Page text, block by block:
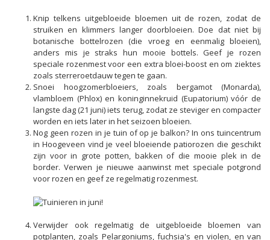
Knip telkens uitgebloeide bloemen uit de rozen, zodat de
struiken en klimmers langer doorbloeien. Doe dat niet bij
botanische bottelrozen (die vroeg en eenmalig bloeien),
anders mis je straks hun mooie bottels. Geef je rozen
speciale rozenmest voor een extra bloei-boost en om ziektes
zoals sterreroetdauw tegen te gaan.
Snoei hoogzomerbloeiers, zoals bergamot (Monarda),
vlambloem (Phlox) en koninginnekruid (Eupatorium) vóór de
langste dag (21 juni) iets terug, zodat ze steviger en compacter
worden en iets later in het seizoen bloeien.
Nog geen rozen in je tuin of op je balkon? In ons tuincentrum
in Hoogeveen vind je veel bloeiende patiorozen die geschikt
zijn voor in grote potten, bakken of die mooie plek in de
border. Verwen je nieuwe aanwinst met speciale potgrond
voor rozen en geef ze regelmatig rozenmest.
Verwijder ook regelmatig de uitgebloeide bloemen van
potplanten, zoals Pelargoniums, fuchsia's en violen, en van